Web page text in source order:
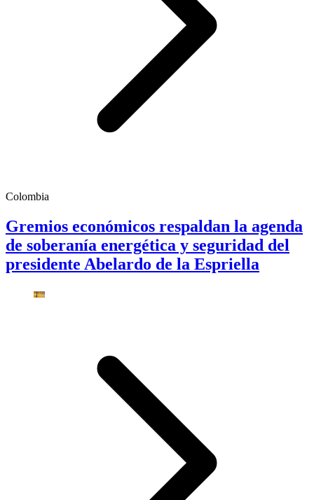
Colombia
Gremios económicos respaldan la agenda
de soberanía energética y seguridad del
presidente Abelardo de la Espriella